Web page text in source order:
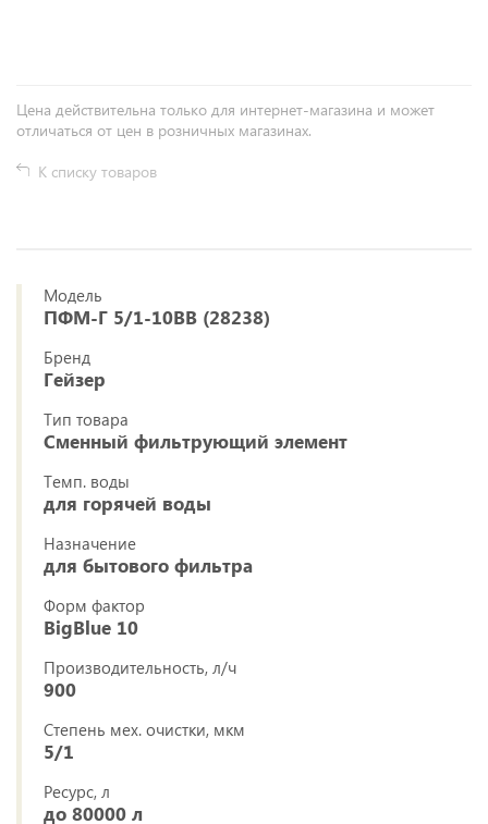
Цена действительна только для интернет-магазина и может
отличаться от цен в розничных магазинах.
К списку товаров
Модель
ПФМ-Г 5/1-10BB (28238)
Бренд
Гейзер
Тип товара
Сменный фильтрующий элемент
Темп. воды
для горячей воды
Назначение
для бытового фильтра
Форм фактор
BigBlue 10
Производительность, л/ч
900
Степень мех. очистки, мкм
5/1
Ресурс, л
до 80000 л